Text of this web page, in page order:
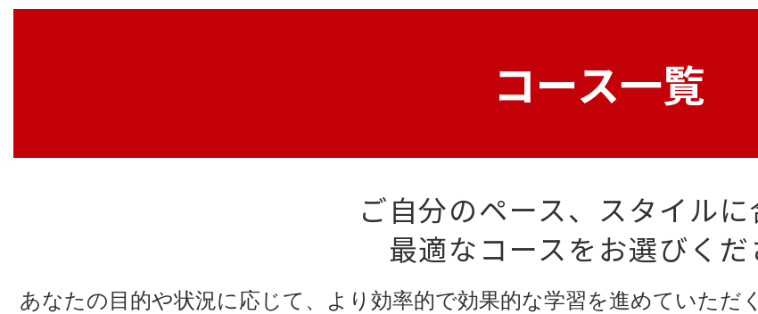
コース一覧
ご自分のペース、スタイルに
最適なコースをお選びくだ
あなたの目的や状況に応じて、より効率的で効果的な学習を進めていただ